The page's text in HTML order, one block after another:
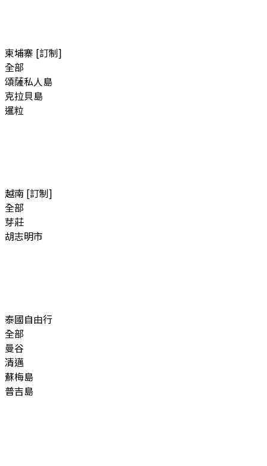
柬埔寨 [訂制]
全部
頌薩私人島
克拉貝島
暹粒
越南 [訂制]
全部
芽莊
胡志明市
泰國自由行
全部
曼谷
清邁
蘇梅島
普吉島